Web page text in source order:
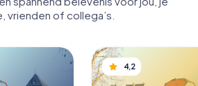
vrienden of collega’s.
4,2